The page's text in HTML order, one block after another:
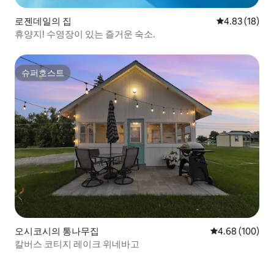
로젠데일의 집 평점 4.83점
4.83 (18)
휴양지! 수영장이 있는 즐거운 숙소.
슈퍼호스트
슈퍼호스트
오시코시의 통나무집 평점 4.68점(5
4.68 (100)
칼버스 코티지 레이크 위네바고